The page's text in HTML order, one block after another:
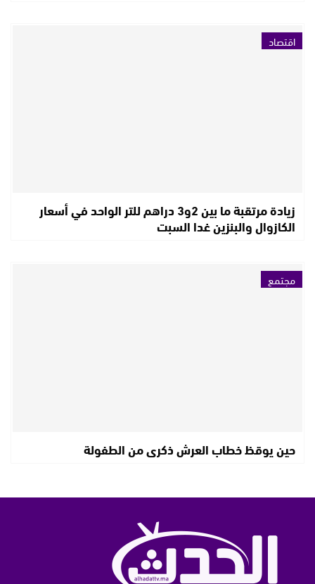
اقتصاد
زيادة مرتقبة ما بين 2و3 دراهم للتر الواحد في أسعار
الكازوال والبنزين غدا السبت
مجتمع
حين يوقظ خطاب العرش ذكرى من الطفولة